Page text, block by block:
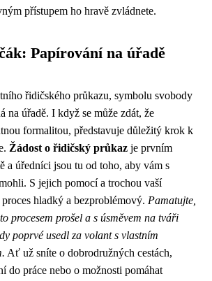
přístupem ho hravě zvládnete.
Papírování na úřadě
řidičského průkazu, symbolu svobody
na úřadě. I když se může zdát, že
formalitou, představuje důležitý krok k
Žádost o řidičský průkaz je prvním
a úředníci jsou tu od toho, aby vám s
S jejich pomocí a trochou vaší
hladký a bezproblémový. Pamatujte,
procesem prošel a s úsměvem na tváři
poprvé usedl za volant s vlastním
Ať už sníte o dobrodružných cestách,
do práce nebo o možnosti pomáhat